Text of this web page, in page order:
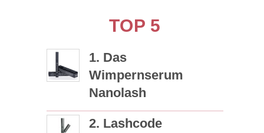
TOP 5
1. Das
Wimpernserum
Nanolash
2. Lashcode